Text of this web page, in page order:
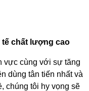
chất lượng cao
vực cùng với sự tăng
dùng tân tiến nhất và
chúng tôi hy vọng sẽ